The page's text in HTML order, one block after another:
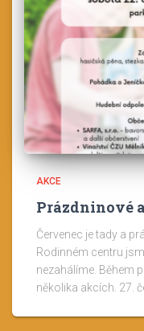
AKCE
Prázdninové
Červenec je tady a
Rodinném centru
nezahálíme. Během
několika akcích. 27.